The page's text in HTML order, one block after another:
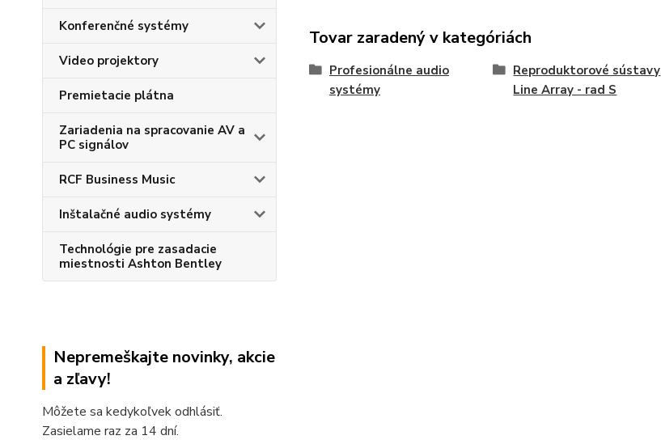
Konferenčné systémy
Video projektory
Premietacie plátna
Zariadenia na spracovanie AV a
PC signálov
RCF Business Music
Inštalačné audio systémy
Technológie pre zasadacie
miestnosti Ashton Bentley
Nepremeškajte novinky, akcie
a zľavy!
Môžete sa kedykoľvek odhlásiť.
Zasielame raz za 14 dní.
Tovar zaradený v kategóriách
Profesionálne audio
systémy
Reproduktorové sústavy
Line Array - rad S